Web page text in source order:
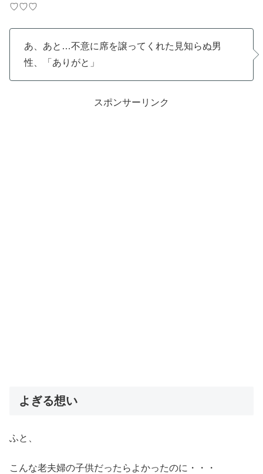
♡♡♡
あ、あと…不意に席を譲ってくれた見知らぬ男
性、「ありがと」
スポンサーリンク
よぎる想い
ふと、
こんな老夫婦の子供だったらよかったのに・・・